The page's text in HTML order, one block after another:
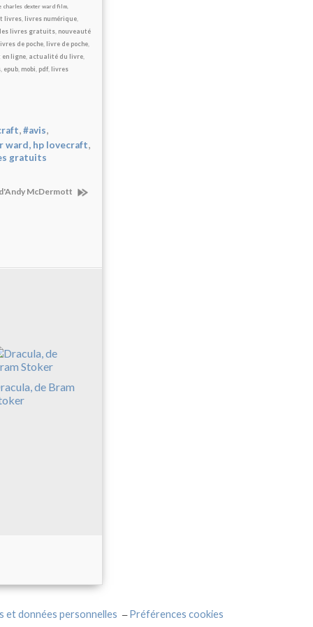
charles dexter ward film
livres livres numérique
livres gratuits nouveauté
de poche livre de poche
en ligne actualité du livre
epub mobi pdf livres
,#avis,
ward, hp lovecraft,
gratuits
McDermott
de Bram
et données personnelles Préférences cookies